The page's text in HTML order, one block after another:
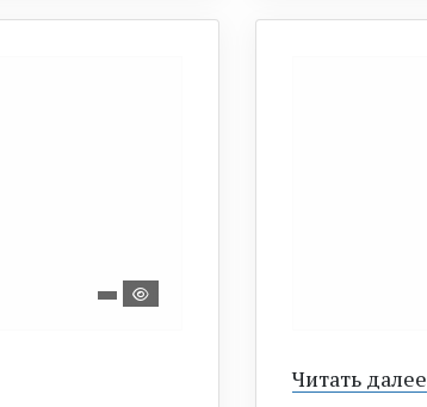
Читать далее